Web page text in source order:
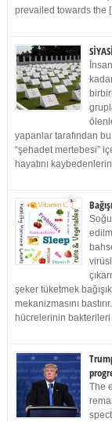
prevailed towards the
yapanlar tarafından
“şehadet mertebesi”
hayatını
şeker tüketmek
mekanizmasını
hücrelerinin
The